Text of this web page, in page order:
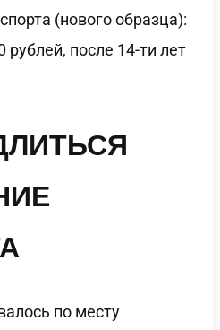
(нового образца):
рублей, после 14-ти лет
по месту